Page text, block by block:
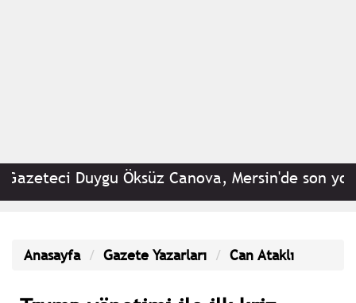
Duygu Öksüz Canova, Mersin'de son
Anasayfa Gazete Yazarları Can Ataklı